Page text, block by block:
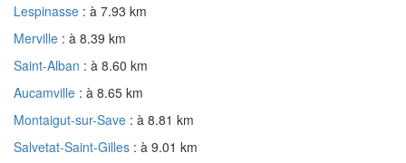
Lespinasse : à 7.93 km
Merville : à 8.39 km
Saint-Alban : à 8.60 km
Aucamville : à 8.65 km
Montaigut-sur-Save : à 8.81 km
Salvetat-Saint-Gilles : à 9.01 km